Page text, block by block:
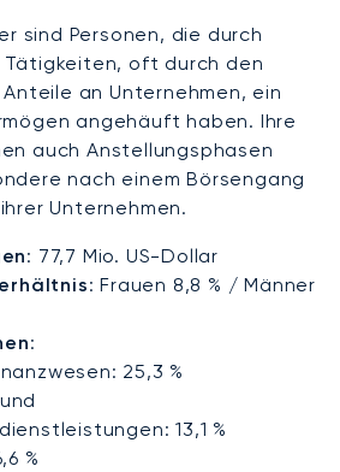
sind Personen, die durch
oft durch den
an Unternehmen, ein
angehäuft haben. Ihre
auch Anstellungsphasen
nach einem Börsengang
Unternehmen.
: 77,7 Mio. US-Dollar
: Frauen 8,8 % / Männer
:
25,3 %
13,1 %
%